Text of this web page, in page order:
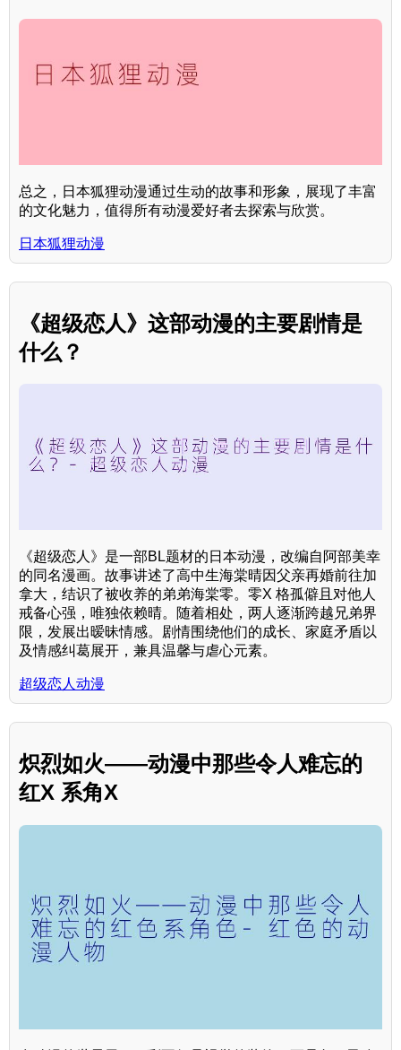
总之，日本狐狸动漫通过生动的故事和形象，展现了丰富
的文化魅力，值得所有动漫爱好者去探索与欣赏。
日本狐狸动漫
《超级恋人》这部动漫的主要剧情是
什么？
《超级恋人》是一部BL题材的日本动漫，改编自阿部美幸
的同名漫画。故事讲述了高中生海棠晴因父亲再婚前往加
拿大，结识了被收养的弟弟海棠零。零X 格孤僻且对他人
戒备心强，唯独依赖晴。随着相处，两人逐渐跨越兄弟界
限，发展出暧昧情感。剧情围绕他们的成长、家庭矛盾以
及情感纠葛展开，兼具温馨与虐心元素。
超级恋人动漫
炽烈如火——动漫中那些令人难忘的
红X 系角X